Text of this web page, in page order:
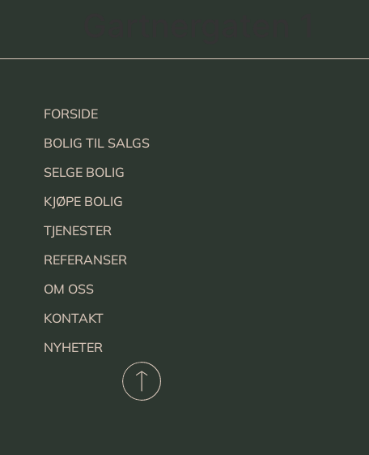
FORSIDE
BOLIG TIL SALGS
SELGE BOLIG
KJØPE BOLIG
TJENESTER
REFERANSER
OM OSS
KONTAKT
NYHETER